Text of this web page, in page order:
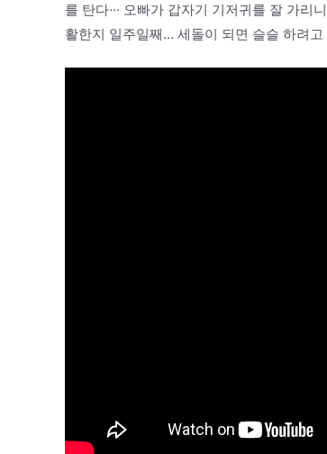
를 탄다··· 오빠가 갑자기 기저귀를 잘 가
활한지 일주일째… 세돌이 되면 슬슬 하려